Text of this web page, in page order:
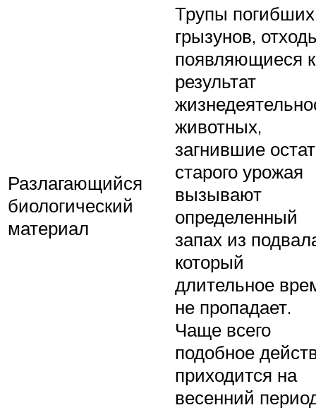
Разлагающийся
биологический
материал
Трупы погибших
грызунов,
появляющиеся
результат
животных,
загнившие
старого урожая
вызывают
определенный
запах из
который
длительное
не пропадает.
Чаще всего
подобное
приходится на
весенний